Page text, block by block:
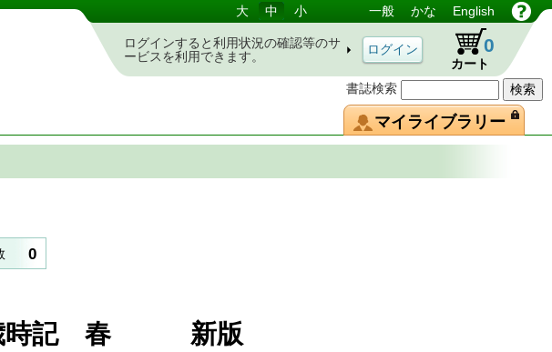
書誌検索
大 中 小 一般 かな English
ログインすると利用状況の確認等のサ
ービスを利用できます。
カート
0
マイライブラリー
0
歳時記 春 新版